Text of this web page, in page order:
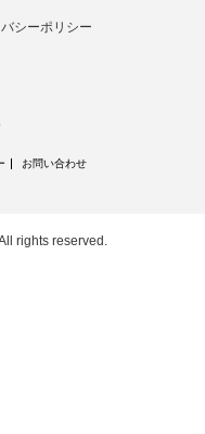
シーポリシー
お問い合わせ
rights reserved.